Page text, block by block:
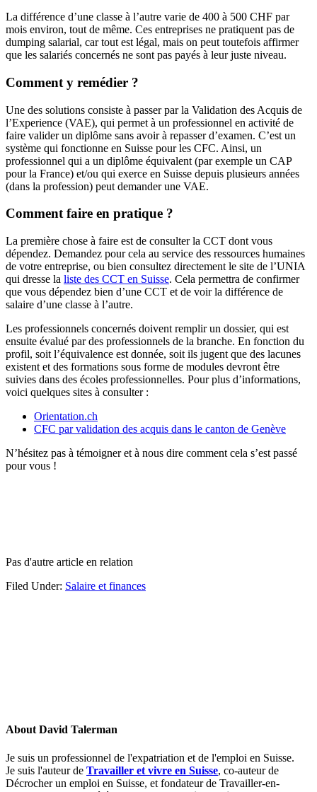
La différence d’une classe à l’autre varie de 400 à 500 CHF par
mois environ, tout de même. Ces entreprises ne pratiquent pas de
dumping salarial, car tout est légal, mais on peut toutefois affirmer
que les salariés concernés ne sont pas payés à leur juste niveau.
Comment y remédier ?
Une des solutions consiste à passer par la Validation des Acquis de
l’Experience (VAE), qui permet à un professionnel en activité de
faire valider un diplôme sans avoir à repasser d’examen. C’est un
système qui fonctionne en Suisse pour les CFC. Ainsi, un
professionnel qui a un diplôme équivalent (par exemple un CAP
pour la France) et/ou qui exerce en Suisse depuis plusieurs années
(dans la profession) peut demander une VAE.
Comment faire en pratique ?
La première chose à faire est de consulter la CCT dont vous
dépendez. Demandez pour cela au service des ressources humaines
de votre entreprise, ou bien consultez directement le site de l’UNIA
qui dresse la liste des CCT en Suisse. Cela permettra de confirmer
que vous dépendez bien d’une CCT et de voir la différence de
salaire d’une classe à l’autre.
Les professionnels concernés doivent remplir un dossier, qui est
ensuite évalué par des professionnels de la branche. En fonction du
profil, soit l’équivalence est donnée, soit ils jugent que des lacunes
existent et des formations sous forme de modules devront être
suivies dans des écoles professionnelles. Pour plus d’informations,
voici quelques sites à consulter :
Orientation.ch
CFC par validation des acquis dans le canton de Genève
N’hésitez pas à témoigner et à nous dire comment cela s’est passé
pour vous !
Pas d'autre article en relation
Filed Under: Salaire et finances
About David Talerman
Je suis un professionnel de l'expatriation et de l'emploi en Suisse.
Je suis l'auteur de Travailler et vivre en Suisse, co-auteur de
Décrocher un emploi en Suisse, et fondateur de Travailler-en-